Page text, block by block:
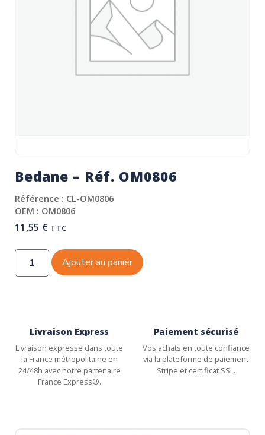
Bedane – Réf. OM0806
Référence : CL-OM0806
OEM : OM0806
11,55 € TTC
Ajouter au panier
Livraison Express
Livraison expresse dans toute
la France métropolitaine en
24/48h avec notre partenaire
France Express®.
Paiement sécurisé
Vos achats en toute confiance
via la plateforme de paiement
Stripe et certificat SSL.